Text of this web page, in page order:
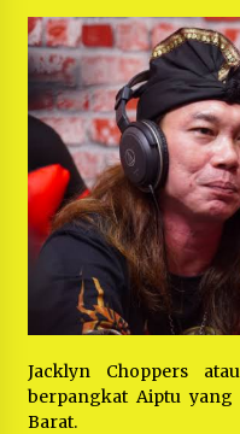
Jacklyn Choppers
berpangkat Aiptu yang
Barat.